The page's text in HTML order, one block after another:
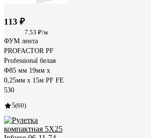
113 ₽
7.53 ₽/м
ФУМ лента
PROFACTOR PF
Professional белая
Ф85 мм 19мм х
0,25мм х 15м PF FE
530
5(60)